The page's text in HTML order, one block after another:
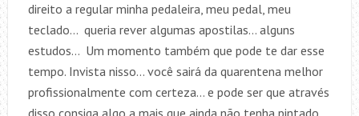
direito a regular minha pedaleira, meu pedal, meu
teclado… queria rever algumas apostilas… alguns
estudos… Um momento também que pode te dar esse
tempo. Invista nisso… você sairá da quarentena melhor
profissionalmente com certeza… e pode ser que através